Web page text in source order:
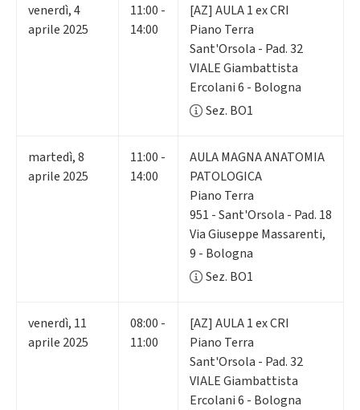
venerdì,4
aprile 2025
11:00 -
14:00
[AZ] AULA 1 ex CRI
Piano Terra
Sant'Orsola - Pad. 32
VIALE Giambattista
Ercolani 6 - Bologna
Sez. BO1
martedì,8
aprile 2025
11:00 -
14:00
AULA MAGNA ANATOMIA
PATOLOGICA
Piano Terra
951 - Sant'Orsola - Pad. 18
Via Giuseppe Massarenti,
9 - Bologna
Sez. BO1
venerdì, 11
aprile 2025
08:00 -
11:00
[AZ] AULA 1 ex CRI
Piano Terra
Sant'Orsola - Pad. 32
VIALE Giambattista
Ercolani 6 - Bologna